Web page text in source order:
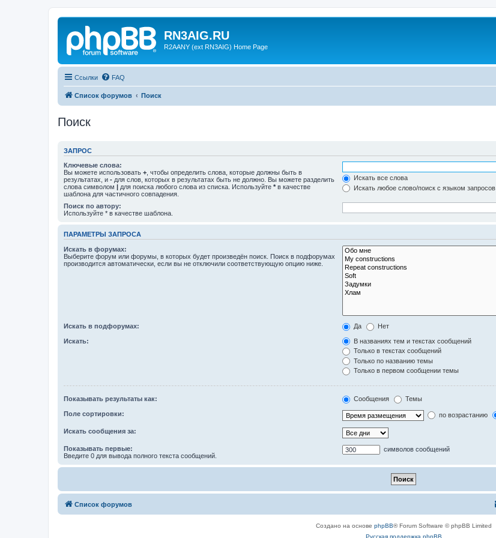
RN3AIG.RU
R2AANY (ext RN3AIG) Home Page
Ссылки FAQ
Список форумов Поиск
Поиск
ЗАПРОС
Ключевые слова:
Вы можете использовать + , чтобы определить слова, которые должны быть в
результатах, и - для слов, которых в результатах быть не должно. Вы можете разделить
слова символом | для поиска любого слова из списка. Используйте * в качестве
шаблона для частичного совпадения.
Искать все слова
Искать любое слово/поиск с языком запросов
Поиск по автору:
Используйте * в качестве шаблона.
ПАРАМЕТРЫ ЗАПРОСА
Искать в форумах:
Выберите форум или форумы, в которых будет произведён поиск. Поиск в подфорумах
производится автоматически, если вы не отключили соответствующую опцию ниже.
Искать в подфорумах: Да Нет
Искать:
В названиях тем и текстах сообщений
Только в текстах сообщений
Только по названию темы
Только в первом сообщении темы
Показывать результаты как: Сообщения Темы
Поле сортировки: по возрастанию
Искать сообщения за:
Показывать первые:
Введите 0 для вывода полного текста сообщений.
символов сообщений
Список форумов
Создано на основе phpBB® Forum Software © phpBB Limited
Русская поддержка phpBB